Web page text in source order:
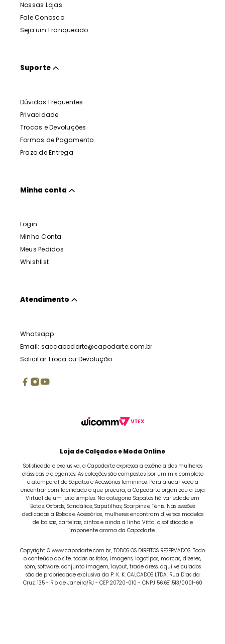
Nossas Lojas
Fale Conosco
Seja um Franqueado
Suporte
Dúvidas Frequentes
Privacidade
Trocas e Devoluções
Formas de Pagamento
Prazo de Entrega
Minha conta
Login
Minha Conta
Meus Pedidos
Whishlist
Atendimento
Whatsapp
Email: saccapodarte@capodarte.com.br
Solicitar Troca ou Devolução
Loja de Calçados e Moda Online
Sofisticada e exclusiva, a Capodarte expressa a essência das mulheres
clássicas e elegantes. As coleções são compostas por um mix completo
e atemporal de Sapatos e Acessórios femininos. Para ajudar você a
encontrar com facilidade o que procura, a Capodarte organizou a Loja
Virtual de um jeito simples. Na categoria Sapatos há variedade em
Botas, Oxfords, Sandálias, Sapatilhas, Scarpins e Tênis. Nas sessões
dedicadas a Bolsas e Acessórios, mulheres encontram diversos modelos
de bolsas, carteiras, cintos e ainda a linha Vitta, o sofisticado e
imponente aroma da Capodarte.
Copyright © www.capodarte.com.br, TODOS OS DIREITOS RESERVADOS. Todo
o conteúdo do site, todas as fotos, imagens, logotipos, marcas, dizeres,
som, software, conjunto imagem, layout, trade dress, aqui veiculados
são de propriedade exclusiva da P. K. K. CALCADOS LTDA. Rua Dias da
Cruz, 135 - Rio de Janeiro/RJ - CEP 20720-010 - CNPJ 56.681.513/0001-60